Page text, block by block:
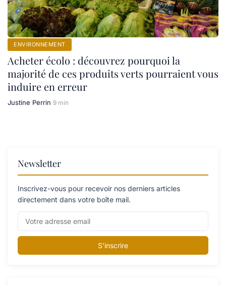
ENVIRONNEMENT
Acheter écolo : découvrez pourquoi la
majorité de ces produits verts pourraient vous
induire en erreur
Justine Perrin 9 min
Newsletter
Inscrivez-vous pour recevoir nos derniers articles
directement dans votre boîte mail.
S'inscrire